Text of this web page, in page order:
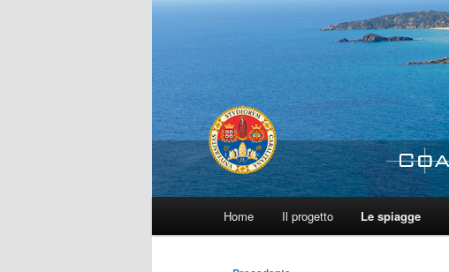
Home Il progetto Le spiagge